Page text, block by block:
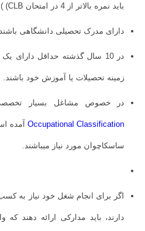
باید نمره بالاتر از 4 در امتحان CLB) ) کسب کنند.
دارای مدرک تحصیلی دانشگاهی باشند.
در 10 سال گذشته حداقل
زمینه تحصیلات یا آموزش خود باشند.
در خصوص مشاغل بسیار
Occupational Classification
ساسکاچوان مورد نیاز میباشند.
اگر برای انجام شغل خود نیاز به
دارند، باید مدارکی ارائه دهند